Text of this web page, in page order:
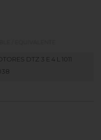
DTZ 3 E 4 L 1011